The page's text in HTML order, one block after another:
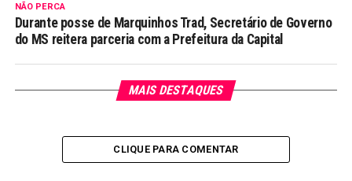
NÃO PERCA
Durante posse de Marquinhos Trad, Secretário de Governo
do MS reitera parceria com a Prefeitura da Capital
MAIS DESTAQUES
CLIQUE PARA COMENTAR